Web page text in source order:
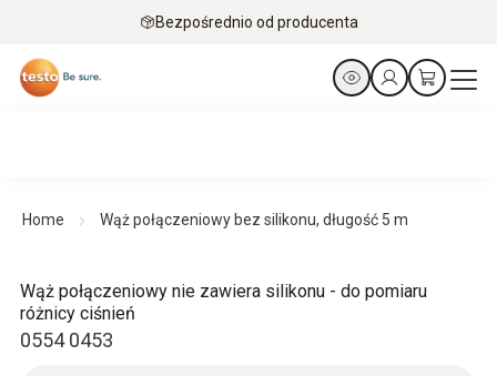
Bezpośrednio od producenta
Home Wąż połączeniowy bez silikonu, długość 5 m
0554 0453
Wąż połączeniowy nie zawiera silikonu - do pomiaru
różnicy ciśnień